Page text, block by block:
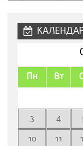
Пн Вт
3
4
10
11